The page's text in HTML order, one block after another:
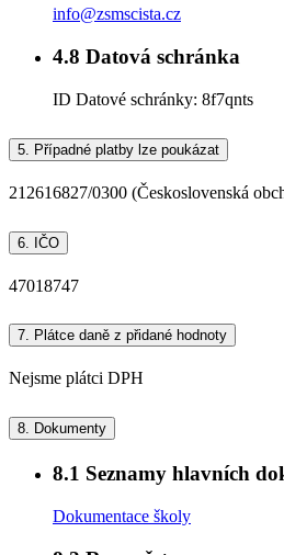
info@zsmscista.cz
4.8 Datová schránka
ID Datové schránky: 8f7qnts
5. Případné platby lze poukázat
212616827/0300 (Československá
6. IČO
47018747
7. Plátce daně z přidané hodnoty
Nejsme plátci DPH
8. Dokumenty
8.1 Seznamy hlavních
Dokumentace školy